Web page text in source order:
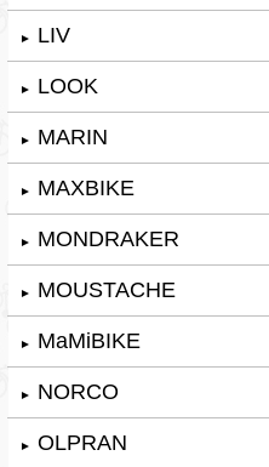
► LIV
► LOOK
► MARIN
► MAXBIKE
► MONDRAKER
► MOUSTACHE
► MaMiBIKE
► NORCO
► OLPRAN